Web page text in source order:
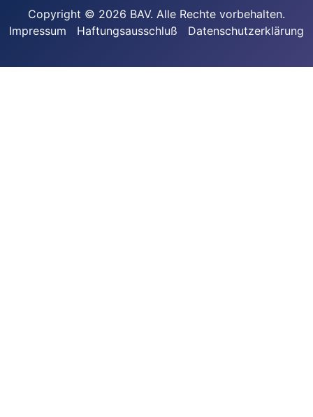
Copyright © 2026 BAV. Alle Rechte vorbehalten.
Impressum
Haftungsausschluß Datenschutzerklärung